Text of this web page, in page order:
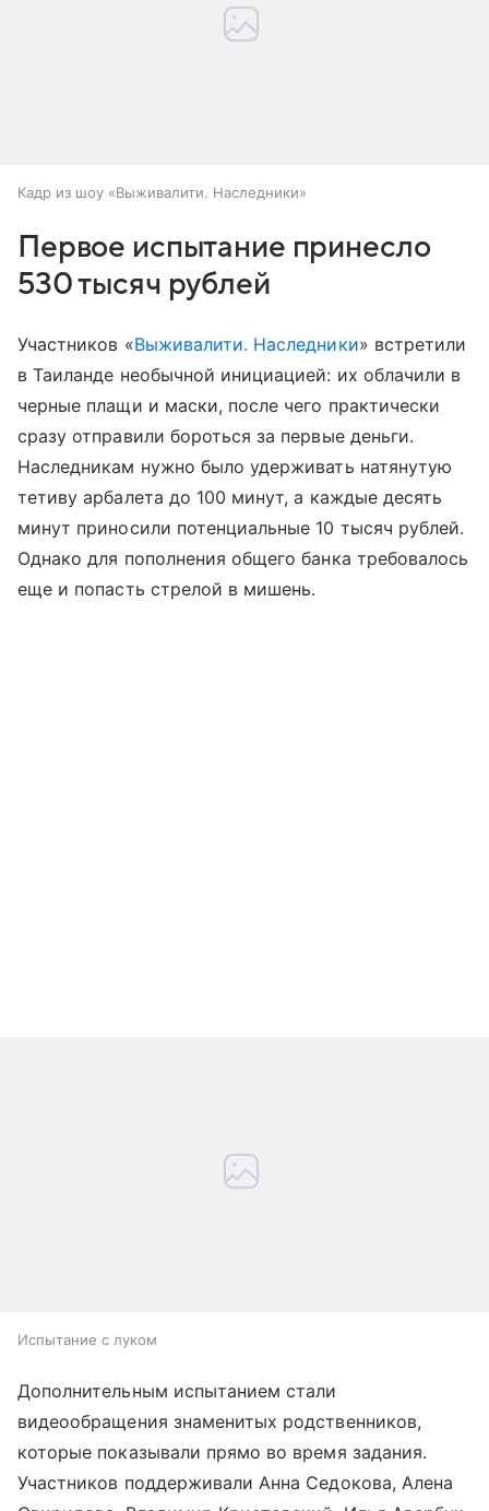
Кадр из шоу «Выживалити. Наследники»
Первое испытание принесло
530 тысяч рублей
Участников «Выживалити. Наследники» встретили
в Таиланде необычной инициацией: их облачили в
черные плащи и маски, после чего практически
сразу отправили бороться за первые деньги.
Наследникам нужно было удерживать натянутую
тетиву арбалета до 100 минут, а каждые десять
минут приносили потенциальные 10 тысяч рублей.
Однако для пополнения общего банка требовалось
еще и попасть стрелой в мишень.
Испытание с луком
Дополнительным испытанием стали
видеообращения знаменитых родственников,
которые показывали прямо во время задания.
Участников поддерживали Анна Седокова, Алена